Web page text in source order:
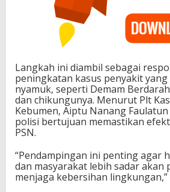
Langkah ini diambil sebagai
peningkatan kasus penyakit
nyamuk, seperti Demam
dan chikungunya. Menurut Plt
Kebumen, Aiptu Nanang
polisi bertujuan memastikan
PSN.
“Pendampingan ini penting agar
dan masyarakat lebih sadar akan
menjaga kebersihan